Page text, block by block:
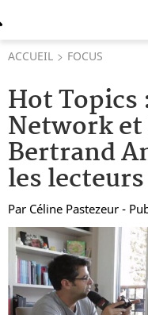
ACCUEIL FOCUS
Hot
Network et
Bertrand
les
Par Céline Pastezeur -